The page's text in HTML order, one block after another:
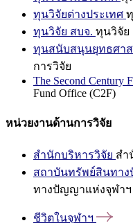
ทุนวิจัยต่างประเทศ
ทุนวิจัย สบจ. ทุนวิจัย
ทุนสนับสนุนยุทธศาส
การวิจัย
The Second Century
Fund Office (C2F)
หน่วยงานด้านการวิจัย
สำนักบริหารวิจัย สำ
สถาบันทรัพย์สินทา
ทางปัญญาแห่งจุฬาฯ
ชีวิตในจุฬาฯ